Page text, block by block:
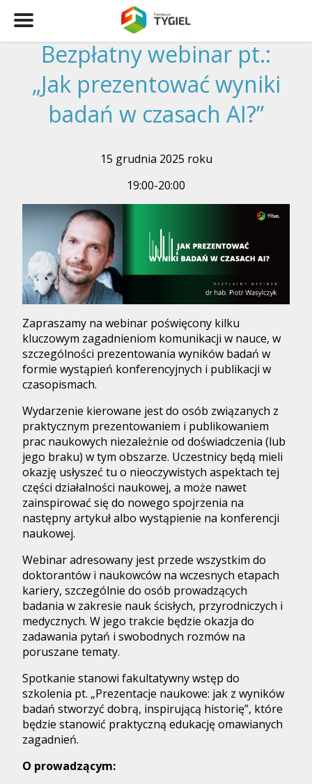
Bezpłatny webinar pt.:
„Jak prezentować wyniki
badań w czasach AI?”
15 grudnia 2025 roku
19:00-20:00
Zapraszamy na webinar poświęcony kilku
kluczowym zagadnieniom komunikacji w nauce, w
szczególności prezentowania wyników badań w
formie wystąpień konferencyjnych i publikacji w
czasopismach.
Wydarzenie kierowane jest do osób związanych z
praktycznym prezentowaniem i publikowaniem
prac naukowych niezależnie od doświadczenia (lub
jego braku) w tym obszarze. Uczestnicy będą mieli
okazję usłyszeć tu o nieoczywistych aspektach tej
części działalności naukowej, a może nawet
zainspirować się do nowego spojrzenia na
następny artykuł albo wystąpienie na konferencji
naukowej.
Webinar adresowany jest przede wszystkim do
doktorantów i naukowców na wczesnych etapach
kariery, szczególnie do osób prowadzących
badania w zakresie nauk ścisłych, przyrodniczych i
medycznych. W jego trakcie będzie okazja do
zadawania pytań i swobodnych rozmów na
poruszane tematy.
Spotkanie stanowi fakultatywny wstęp do
szkolenia pt. „Prezentacje naukowe: jak z wyników
badań stworzyć dobrą, inspirującą historię”, które
będzie stanowić praktyczną edukację omawianych
zagadnień.
O prowadzącym: